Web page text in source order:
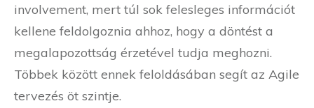
involvement, mert túl sok felesleges információt
kellene feldolgoznia ahhoz, hogy a döntést a
megalapozottság érzetével tudja meghozni.
Többek között ennek feloldásában segít az Agile
tervezés öt szintje.